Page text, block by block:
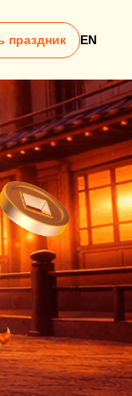
праздник EN